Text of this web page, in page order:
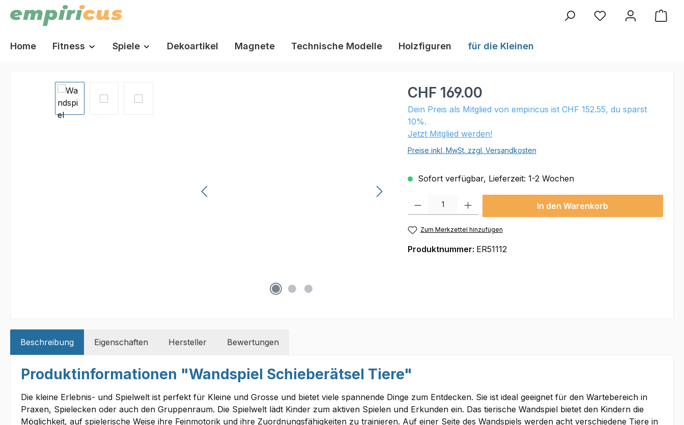
Zur Hauptnavigation springen Du hast 0 Produkte
Home Fitness Spiele Dekoartikel Magnete Technische Modelle Holzfiguren für die Kleinen
Bildergalerie überspringen CHF 169.00
Dein Preis als Mitglied von empiricus ist CHF 152.55, du sparst
10%.
Jetzt Mitglied werden!
Preise inkl. MwSt. zzgl. Versandkosten
Sofort verfügbar, Lieferzeit: 1-2 Wochen
In den Warenkorb
Zum Merkzettel hinzufügen
Produktnummer: ER51112
Beschreibung Eigenschaften Hersteller Bewertungen
Produktinformationen "Wandspiel Schieberätsel Tiere"
Die kleine Erlebnis- und Spielwelt ist perfekt für Kleine und Grosse und bietet viele spannende Dinge zum Entdecken. Sie ist ideal geeignet für den Wartebereich in
Praxen, Spielecken oder auch den Gruppenraum. Die Spielwelt lädt Kinder zum aktiven Spielen und Erkunden ein. Das tierische Wandspiel bietet den Kindern die
Möglichkeit, auf spielerische Weise ihre Feinmotorik und ihre Zuordnungsfähigkeiten zu trainieren. Auf einer Seite des Wandspiels werden acht verschiedene Tiere in